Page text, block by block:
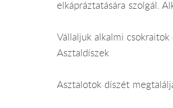
elkápráztatására szolgál.
Vállaljuk alkalmi
Asztaldíszek
Asztalotok díszét